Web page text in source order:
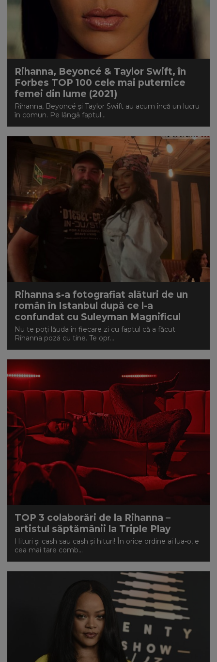
Rihanna, Beyoncé & Taylor Swift, în
Forbes TOP 100 cele mai puternice
femei din lume (2021)
Rihanna, Beyoncé și Taylor Swift au acum încă un lucru
în comun. Pe lângă faptul...
Rihanna s-a fotografiat alături de un
român în Istanbul după ce l-a
confundat cu Suleyman Magnificul
Nu te poți lăuda în fiecare zi cu faptul că a făcut
Rihanna poză cu tine. Te opr...
TOP 3 colaborări de la Rihanna –
artistul săptămânii la Triple Play
Hituri și cash sau cash și hituri! În orice ordine ai lua-o, e
cea mai tare comb...